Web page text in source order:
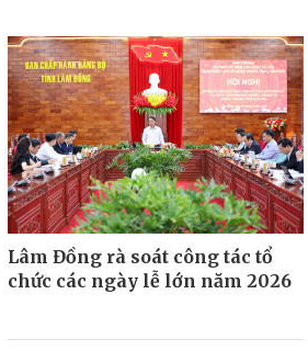
Lâm Đồng rà soát công tác tổ
chức các ngày lễ lớn năm 2026